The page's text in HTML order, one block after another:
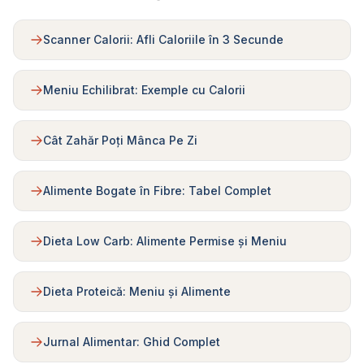
Scanner Calorii: Afli Caloriile în 3 Secunde
Meniu Echilibrat: Exemple cu Calorii
Cât Zahăr Poți Mânca Pe Zi
Alimente Bogate în Fibre: Tabel Complet
Dieta Low Carb: Alimente Permise și Meniu
Dieta Proteică: Meniu și Alimente
Jurnal Alimentar: Ghid Complet